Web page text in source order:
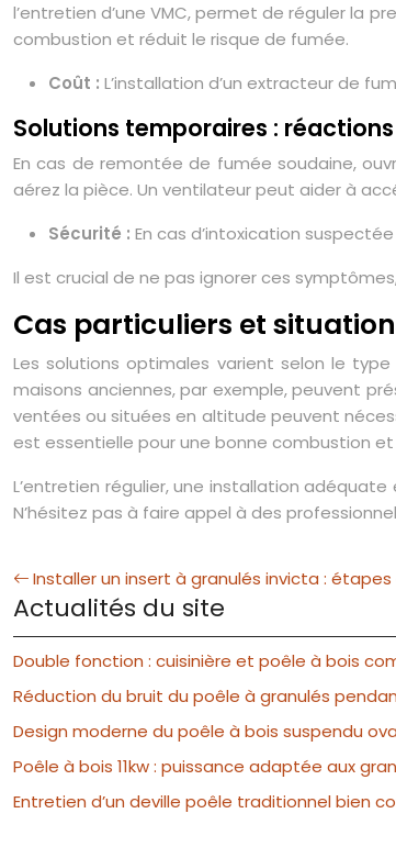
l’entretien d’une VMC, permet de réguler la
combustion et réduit le risque de fumée.
Coût : L’installation d’un extracteur de
Solutions temporaires :
En cas de remontée de fumée soudaine,
aérez la pièce. Un ventilateur peut aider à
Sécurité : En cas d’intoxication
Il est crucial de ne pas ignorer ces
Cas particuliers et
Les solutions optimales varient selon le
maisons anciennes, par exemple, peuvent
ventées ou situées en altitude peuvent
est essentielle pour une bonne combustion
L’entretien régulier, une installation
N’hésitez pas à faire appel à des
Installer un insert à granulés invicta : étapes
Actualités du site
Double fonction : cuisinière et poêle à bois
Réduction du bruit du poêle à granulés
Design moderne du poêle à bois suspendu
Poêle à bois 11kw : puissance adaptée aux
Entretien d’un deville poêle traditionnel bien